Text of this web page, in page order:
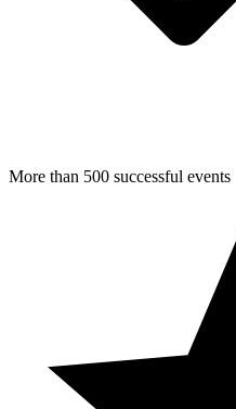
More than 500 successful events